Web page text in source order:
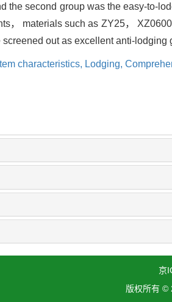
the second group was the easy-to-
， materials such as ZY25，
screened out as excellent anti-
characteristics, Lodging,
京
版权所有 ©